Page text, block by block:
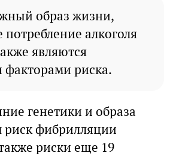
образ жизни,
алкоголя
являются
риска.
генетики и образа
фибрилляции
риски еще 19